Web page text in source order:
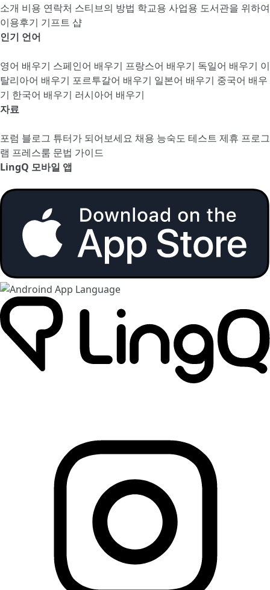
소개 비용 연락처 스티브의 방법 학교용 사업용 도서관을 위하여
이용후기 기프트 샵
인기 언어
영어 배우기 스페인어 배우기 프랑스어 배우기 독일어 배우기 이
탈리아어 배우기 포르투갈어 배우기 일본어 배우기 중국어 배우
기 한국어 배우기 러시아어 배우기
자료
포럼 블로그 튜터가 되어보세요 채용 능숙도 테스트 제휴 프로그
램 프레스룸 문법 가이드
LingQ 모바일 앱